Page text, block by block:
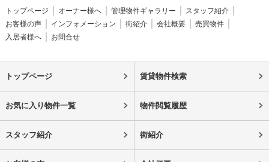
トップページ オーナー様へ 管理物件ギャラリー
スタッフ紹介
お客様の声
インフォメーション 街紹介 会社概要
売買物件
入居者様へ
お問合せ
トップページ 賃貸物件検索
お気に入り物件一覧 物件閲覧履歴
スタッフ紹介 街紹介